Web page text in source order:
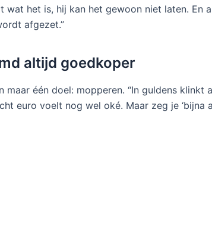
wat het is, hij kan het gewoon niet laten. En
afgezet.”
altijd goedkoper
één doel: mopperen. “In guldens klinkt
euro voelt nog wel oké. Maar zeg je ‘bijna